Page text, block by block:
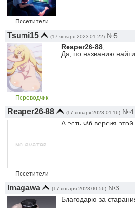
Посетители
Tsumi15 (17 января 2023 01:22) №5
Переводчик
Reaper26-88
Да, по названию
Reaper26-88 (17 января 2023 01:16) №4
Посетители
А есть ч\б версия
Imagawa (17 января 2023 00:56) №3
Благодарю за